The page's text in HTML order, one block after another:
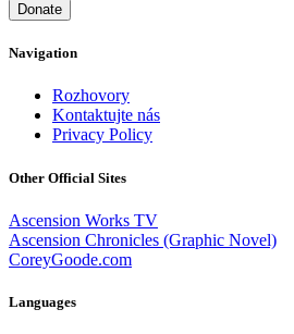
Donate
Navigation
Rozhovory
Kontaktujte nás
Privacy Policy
Other Official Sites
Ascension Works TV
Ascension Chronicles (Graphic Novel)
CoreyGoode.com
Languages